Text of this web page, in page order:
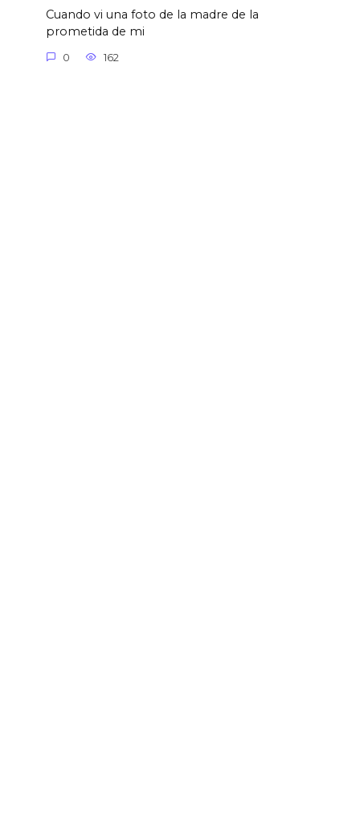
Cuando vi una foto de la madre de la
prometida de mi
0 162